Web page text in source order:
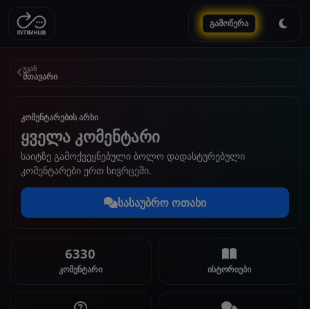
გამოწერა
უკან
მთავარი
კომენტარების არხი
ყველა კომენტარი
საიტზე გამოქვეყნებული ბოლო დადასტურებული
კომენტარები ერთ სივრცეში.
სასაუბრო ოთახი
6330
კომენტარი ისტორიები